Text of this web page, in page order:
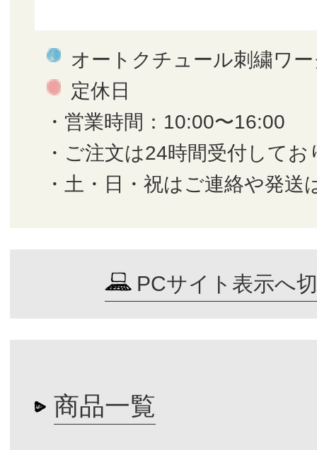
オートクチュール刺繍ワ
定休日
・営業時間：10:00〜16:00
・ご注文は24時間受付してお
・土・日・祝はご連絡や発送
PCサイト表示へ
商品一覧